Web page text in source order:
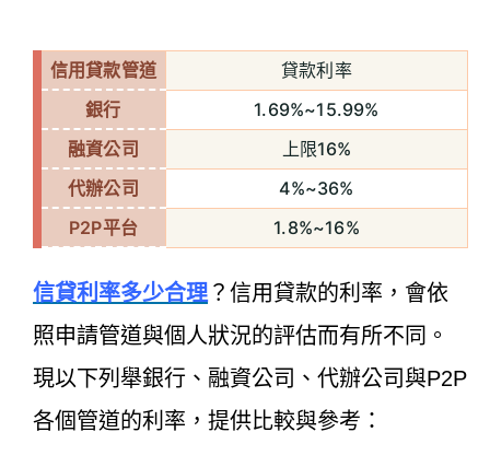
信用貸款管道
貸款利率
銀行
1.69%~15.99%
融資公司
上限16%
代辦公司
4%~36%
P2P平台
1.8%~16%
信貸利率多少合理？ 信用貸款的利率，會依
照申請管道與個人狀況的評估而有所不同。
現以下列舉銀行、融資公司、代辦公司與P2P
各個管道的利率，提供比較與參考：